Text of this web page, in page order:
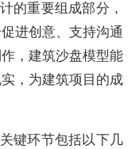
的重要组成部分，
进创意、支持沟通
，建筑沙盘模型能
，为建筑项目的成
键环节包括以下几